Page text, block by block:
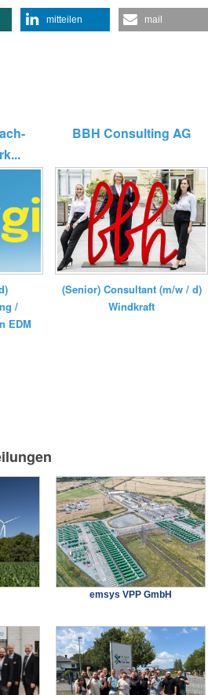
mitteilen mail
/
EDM
BBH Consulting AG
(Senior) Consultant (m/w / d)
Windkraft
emsys VPP GmbH